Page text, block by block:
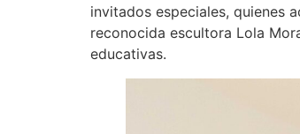
invitados especiales, quienes
reconocida escultora Lola
educativas.